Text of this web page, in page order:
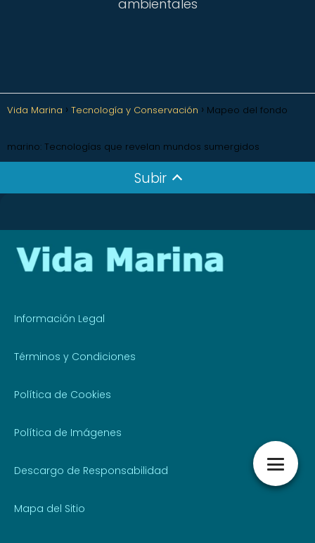
ambientales
Vida Marina Tecnología y Conservación Mapeo del fondo
marino: Tecnologías que revelan mundos sumergidos
Subir
Información Legal
Términos y Condiciones
Política de Cookies
Política de Imágenes
Descargo de Responsabilidad
Mapa del Sitio